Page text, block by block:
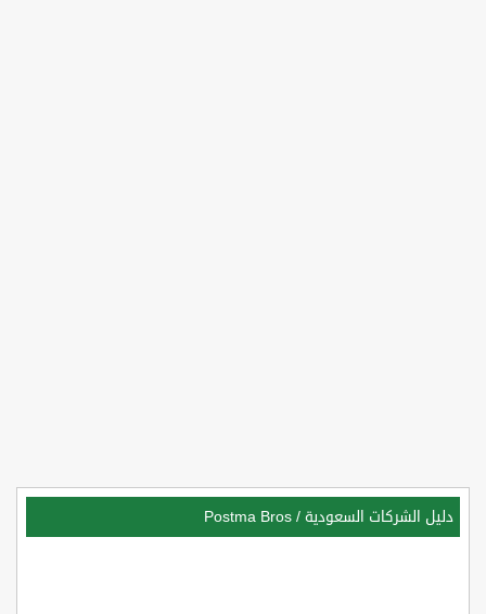
دليل الشركات السعودية /
Postma Bros